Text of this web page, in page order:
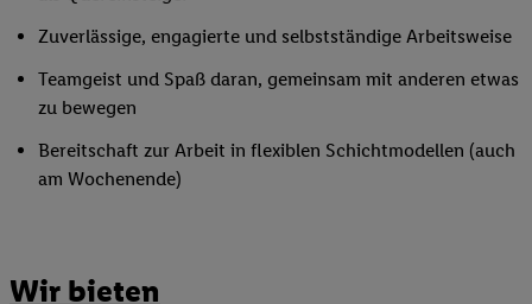
Zuverlässige, engagierte und selbstständige Arbeitsweise
Teamgeist und Spaß daran, gemeinsam mit anderen etwas
zu bewegen
Bereitschaft zur Arbeit in flexiblen Schichtmodellen (auch
am Wochenende)
Wir bieten